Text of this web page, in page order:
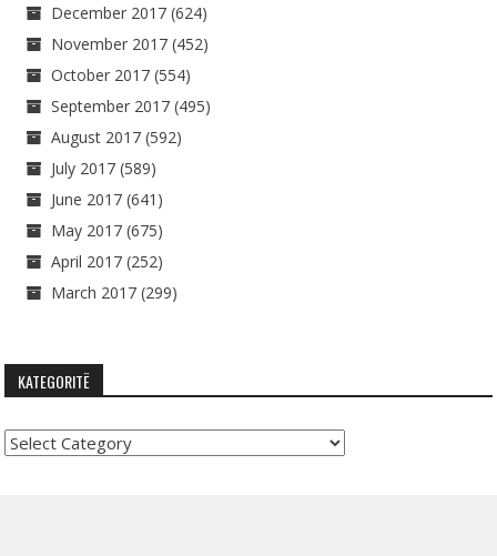
December 2017 (624)
November 2017 (452)
October 2017 (554)
September 2017 (495)
August 2017 (592)
July 2017 (589)
June 2017 (641)
May 2017 (675)
April 2017 (252)
March 2017 (299)
KATEGORITË
Kategoritë